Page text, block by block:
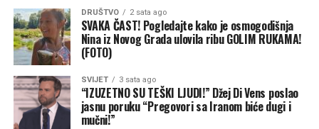
Banjaluka24
DRUŠTVO 2 sata ago
SVAKA ČAST! Pogledajte kako je osmogodišnja
Nina iz Novog Grada ulovila ribu GOLIM RUKAMA!
(FOTO)
SVIJET 3 sata ago
“IZUZETNO SU TEŠKI LJUDI!” Džej Di Vens poslao
jasnu poruku “Pregovori sa Iranom biće dugi i
mučni!”